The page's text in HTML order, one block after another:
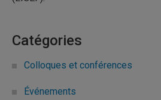
Catégories
Colloques et conférences
Événements